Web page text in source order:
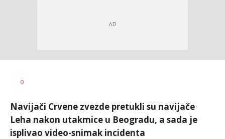
AUTOR
0
Navijači Crvene zvezde pretukli su navijače
Leha nakon utakmice u Beogradu, a sada je
isplivao video-snimak incidenta